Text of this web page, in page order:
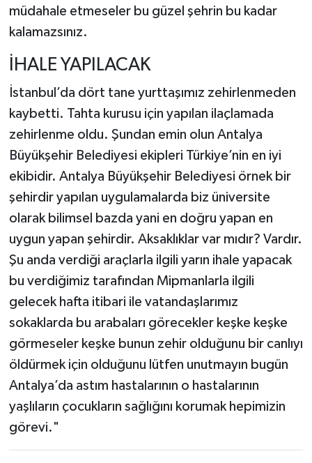
müdahale etmeseler bu güzel şehrin bu kadar
kalamazsınız.
İHALE YAPILACAK
İstanbul’da dört tane yurttaşımız zehirlenmeden
kaybetti. Tahta kurusu için yapılan ilaçlamada
zehirlenme oldu. Şundan emin olun Antalya
Büyükşehir Belediyesi ekipleri Türkiye’nin en iyi
ekibidir. Antalya Büyükşehir Belediyesi örnek bir
şehirdir yapılan uygulamalarda biz üniversite
olarak bilimsel bazda yani en doğru yapan en
uygun yapan şehirdir. Aksaklıklar var mıdır? Vardır.
Şu anda verdiği araçlarla ilgili yarın ihale yapacak
bu verdiğimiz tarafından Mipmanlarla ilgili
gelecek hafta itibari ile vatandaşlarımız
sokaklarda bu arabaları görecekler keşke keşke
görmeseler keşke bunun zehir olduğunu bir canlıyı
öldürmek için olduğunu lütfen unutmayın bugün
Antalya’da astım hastalarının o hastalarının
yaşlıların çocukların sağlığını korumak hepimizin
görevi."